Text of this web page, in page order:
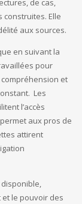
de cas,
construites. Elle
aux sources.
en suivant la
pour
et
Les
l’accès
aux pros de
attirent
et le pouvoir des